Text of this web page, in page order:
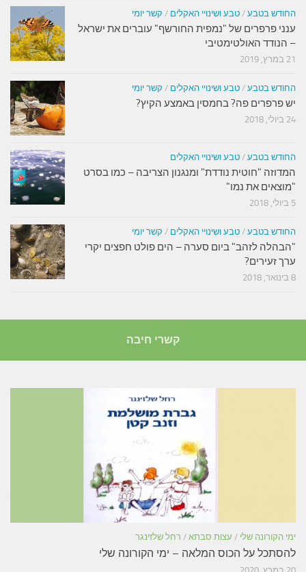
החודש בטבע / טבע ושינויי האקלים / קשר יומי
ענני פרפרים של "נמפית החורשף" עוברים את ישראל
– הנודד האולטימטיבי
21 במרץ, 2019
החודש בטבע / טבע ושינויי האקלים / קשר יומי
יש פרפרים פה? בחמסין באמצע הקיץ?
24 ביולי, 2018
החודש בטבע / טבע ושינויי האקלים
המדוזה "חוטית נודדת" ומנגנון הצריבה – כמו בסרט
"מוצאים את נמו"
5 ביולי, 2018
החודש בטבע / טבע ושינויי האקלים / קשר יומי
"הבהלה לזהב" ביום סערה – הים פולט חפצים יקרי
ערך זעירים?
8 בינואר, 2018
קשרי חיבה
ימי הקורונה שלי / עצות סבתא / רחל שלזינגר
להסתכל על הכוס המלאה – ימי הקורונה שלי